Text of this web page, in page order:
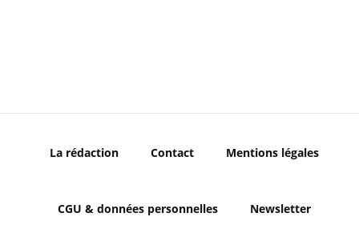
La rédaction Contact Mentions légales
CGU & données personnelles Newsletter